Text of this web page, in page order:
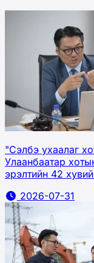
"Сэлбэ ухаалаг
Улаанбаатар
эрэлтийн 42
2026-07-31